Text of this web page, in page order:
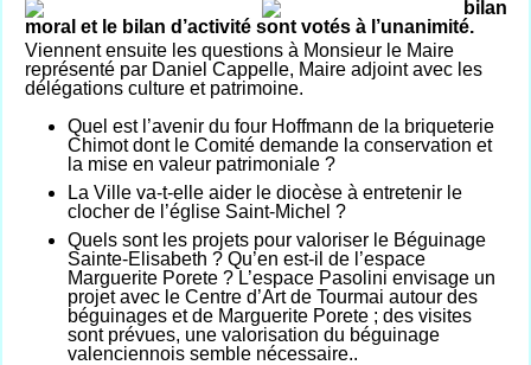
bilan
moral et le bilan d’activité sont votés à l’unanimité.
Viennent ensuite les questions à Monsieur le Maire
représenté par Daniel Cappelle, Maire adjoint avec les
délégations culture et patrimoine.
Quel est l’avenir du four Hoffmann de la briqueterie
Chimot dont le Comité demande la conservation et
la mise en valeur patrimoniale ?
La Ville va-t-elle aider le diocèse à entretenir le
clocher de l’église Saint-Michel ?
Quels sont les projets pour valoriser le Béguinage
Sainte-Elisabeth ? Qu’en est-il de l’espace
Marguerite Porete ? L’espace Pasolini envisage un
projet avec le Centre d’Art de Tourmai autour des
béguinages et de Marguerite Porete ; des visites
sont prévues, une valorisation du béguinage
valenciennois semble nécessaire..